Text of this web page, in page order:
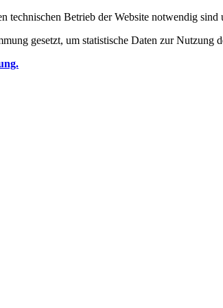
technischen Betrieb der Website notwendig sind
gesetzt, um statistische Daten zur Nutzung